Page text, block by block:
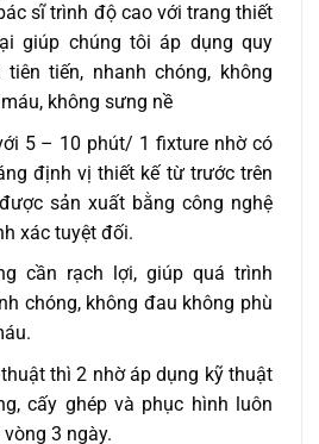
sĩ trình độ cao với trang thiết
giúp chúng tôi áp dụng quy
tiến, nhanh chóng, không
không sưng nề
5 – 10 phút/ 1 fixture nhờ có
định vị thiết kế từ trước trên
sản xuất bằng công nghệ
xác tuyệt đối.
cần rạch lợi, giúp quá trình
chóng, không đau không phù
thì 2 nhờ áp dụng kỹ thuật
cấy ghép và phục hình luôn
3 ngày.